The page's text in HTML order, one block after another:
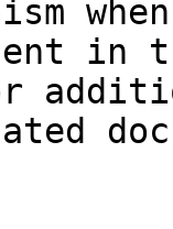
in